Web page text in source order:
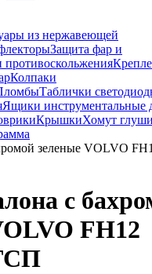
из нержавеющей
Защита фар и
Колпаки
Таблички
Ящики инструментальные
КрышкиХомут
зеленые VOLVO
с
FH12